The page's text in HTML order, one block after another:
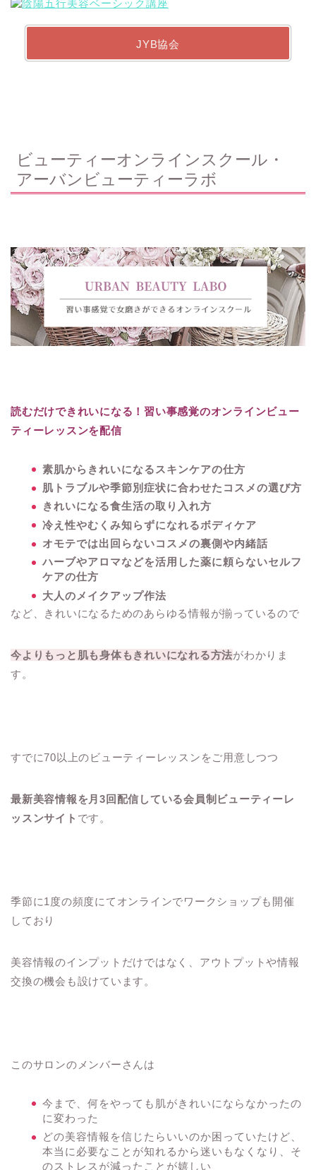
JYB協会
ビューティーオンラインスクール・
アーバンビューティーラボ
読むだけできれいになる！習い事感覚のオンラインビュー
ティーレッスンを配信
素肌からきれいになるスキンケアの仕方
肌トラブルや季節別症状に合わせたコスメの選び方
きれいになる食生活の取り入れ方
冷え性やむくみ知らずになれるボディケア
オモテでは出回らないコスメの裏側や内緒話
ハーブやアロマなどを活用した薬に頼らないセルフ
ケアの仕方
大人のメイクアップ作法
など、きれいになるためのあらゆる情報が揃っているので
今よりもっと肌も身体もきれいになれる方法がわかりま
す。
すでに70以上のビューティーレッスンをご用意しつつ
最新美容情報を月3回配信している会員制ビューティーレ
ッスンサイト です。
季節に1度の頻度にてオンラインでワークショップも開催
しており
美容情報のインプットだけではなく、アウトプットや情報
交換の機会も設けています。
このサロンのメンバーさんは
今まで、何をやっても肌がきれいにならなかったの
に変わった
どの美容情報を信じたらいいのか困っていたけど、
本当に必要なことが知れるから迷いもなくなり、そ
のストレスが減ったことが嬉しい